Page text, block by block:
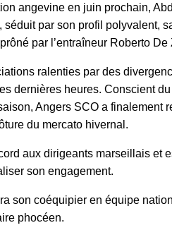
angevine en juin prochain,
séduit par son profil polyvalent,
par l’entraîneur Roberto De
ralenties par des
dernières heures. Conscient
Angers SCO a finalement
du mercato hivernal.
aux dirigeants marseillais et
son engagement.
son coéquipier en équipe
phocéen.